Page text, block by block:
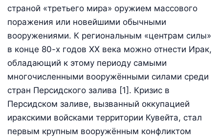
страной «третьего мира» оружием массового
поражения или новейшими обычными
вооружениями. К региональным «центрам силы»
в конце 80-х годов ХХ века можно отнести Ирак,
обладающий к этому периоду самыми
многочисленными вооружёнными силами среди
стран Персидского залива [1]. Кризис в
Персидском заливе, вызванный оккупацией
иракскими войсками территории Кувейта, стал
первым крупным вооружённым конфликтом